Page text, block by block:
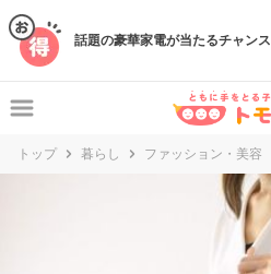
話題の豪華家電が当たるチャンス
トップ 暮らし ファッション・美容